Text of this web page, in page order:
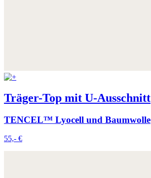
Träger-Top mit U-Ausschnitt
TENCEL™ Lyocell und Baumwolle
55,- €